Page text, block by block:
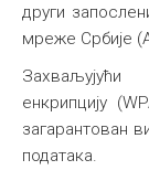
други
мреже Србије
енкрипцију
загарантован
података.